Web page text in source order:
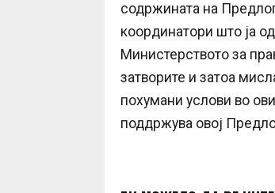
содржината на
координатори што ја
Министерството за
затворите и затоа
похумани услови во
поддржува овој